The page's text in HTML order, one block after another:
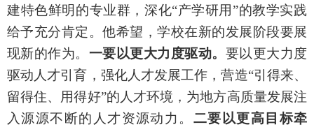
建特色鲜明的专业群，深化“产学研用”的教学实践
给予充分肯定。他希望，学校在新的发展阶段要展
现新的作为。 一要以更大力度驱动。 要以更大力度
驱动人才引育，强化人才发展工作，营造“引得来、
留得住、用得好”的人才环境，为地方高质量发展注
入源源不断的人才资源动力。 二要以更高目标牵